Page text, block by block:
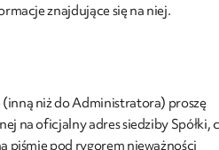
znajdujące się na niej.
niż do Administratora) proszę
na oficjalny adres siedziby Spółki,
piśmie pod rygorem nieważności